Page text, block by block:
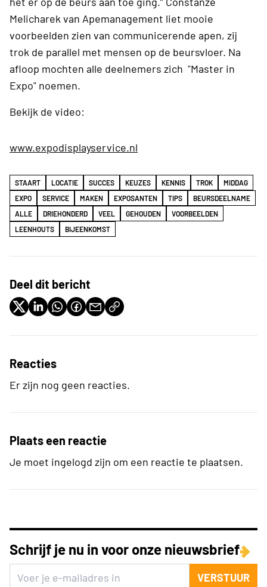
Melicharek van Apemanagement liet mooie
voorbeelden zien van communicerende apen, zij
trok de parallel met mensen op de beursvloer. Na
afloop mochten alle deelnemers zich "Master in
Expo" noemen.
Bekijk de video:
www.expodisplayservice.nl
STAART LOCATIE SUCCES KEUZES KENNIS TROK
MIDDAG
EXPO
SERVICE MAKEN EXPOSANTEN TIPS
BEURSDEELNAME
ALLE
DRIEHONDERD VEEL GEHOUDEN
VOORBEELDEN
LEENHOUTS
BIJEENKOMST
Deel dit bericht
Reacties
Er zijn nog geen reacties.
Plaats een reactie
Je moet ingelogd zijn om een reactie te plaatsen.
Schrijf je nu in voor onze nieuwsbrief
VERSTUUR